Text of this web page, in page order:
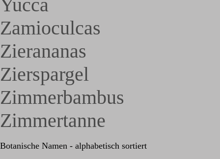
Yucca
Zamioculcas
Zierananas
Zierspargel
Zimmerbambus
Zimmertanne
Botanische Namen - alphabetisch sortiert